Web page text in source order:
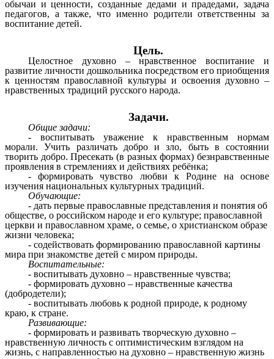
обычаи и ценности, созданные дедами и прадедами, задача
педагогов, а также, что именно родители ответственны за
воспитание детей.
Цель.
Целостное духовно – нравственное воспитание и
развитие личности дошкольника посредством его приобщения
к ценностям православной культуры и освоения духовно –
нравственных традиций русского народа.
Задачи.
Общие задачи:
- воспитывать уважение к нравственным нормам
морали. Учить различать добро и зло, быть в состоянии
творить добро. Пресекать (в разных формах) безнравственные
проявления в стремлениях и действиях ребёнка;
- формировать чувство любви к Родине на основе
изучения национальных культурных традиций.
Обучающие:
- дать первые православные представления и понятия об
обществе, о российском народе и его культуре; православной
церкви и православном храме, о семье, о христианском образе
жизни человека;
- содействовать формированию православной картины
мира при знакомстве детей с миром природы.
Воспитательные:
- воспитывать духовно – нравственные чувства;
- формировать духовно – нравственные качества
(добродетели);
- воспитывать любовь к родной природе, к родному
краю, к стране.
Развивающие:
- формировать и развивать творческую духовно –
нравственную личность с оптимистическим взглядом на
жизнь, с направленностью на духовно – нравственную жизнь